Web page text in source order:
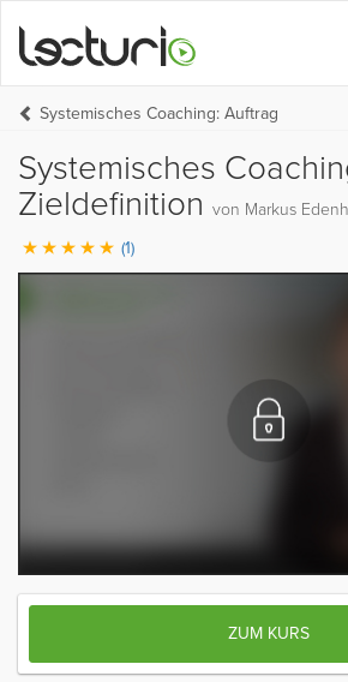
Systemisches Coaching: Auftrag
Systemisches
Zieldefinition von Markus
(1)
ZUM KURS